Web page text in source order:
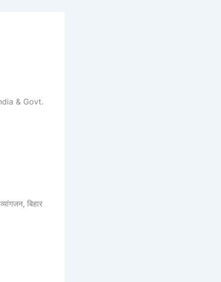
& Govt.
बिहार